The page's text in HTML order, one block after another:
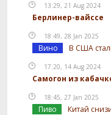
13:29, 21 Aug 2024
Берлинер-вайссе
18:49, 28 Jan 2025
Вино В США
17:20, 14 Aug 2024
Самогон из
18:45, 27 Jan 2025
Пиво
Китай